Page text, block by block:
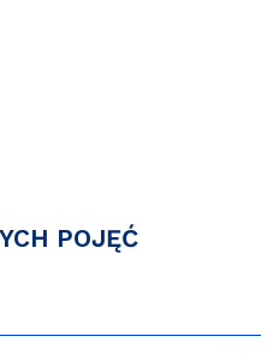
POJĘĆ